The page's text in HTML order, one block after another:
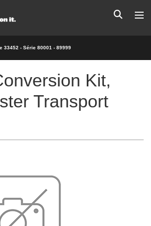
33452 - Série 80001 - 89999
Kit,
Transport